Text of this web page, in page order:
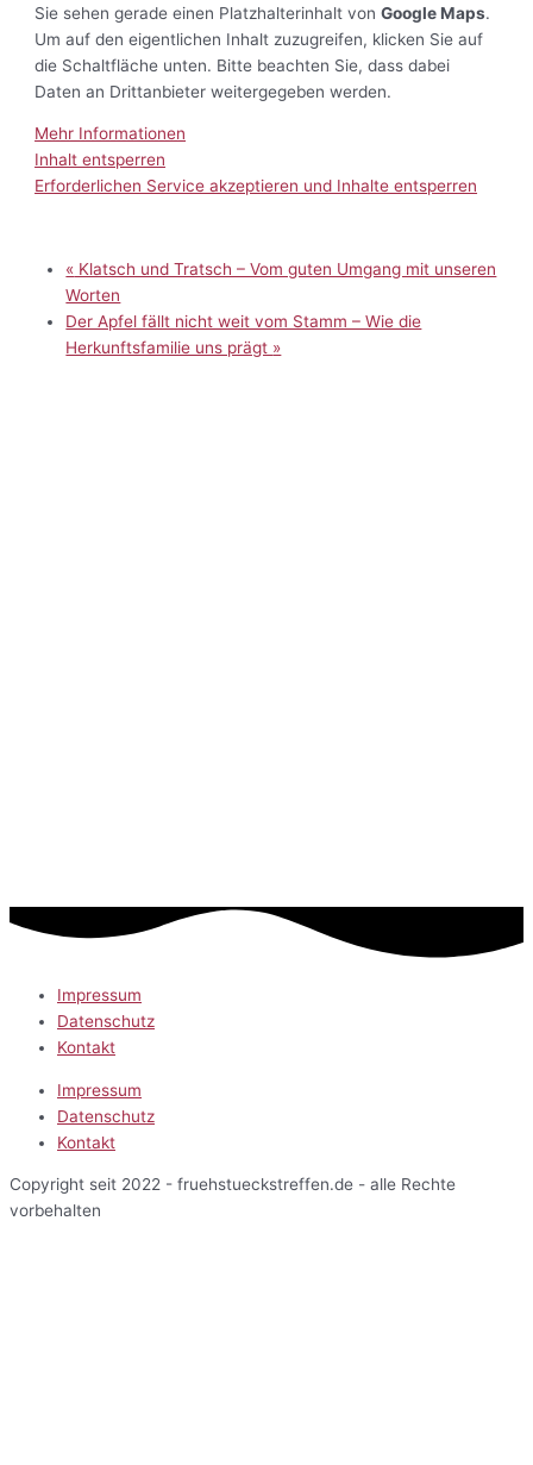
Sie sehen gerade einen Platzhalterinhalt vonGoogle Maps.
Um auf den eigentlichen Inhalt zuzugreifen, klicken Sie auf
die Schaltfläche unten. Bitte beachten Sie, dass dabei
Daten an Drittanbieter weitergegeben werden.
Mehr Informationen
Inhalt entsperren
Erforderlichen Service akzeptieren und Inhalte entsperren
« Klatsch und Tratsch – Vom guten Umgang mit unseren
Worten
Der Apfel fällt nicht weit vom Stamm – Wie die
Herkunftsfamilie uns prägt »
Impressum
Datenschutz
Kontakt
Impressum
Datenschutz
Kontakt
Copyright seit 2022 - fruehstueckstreffen.de - alle Rechte
vorbehalten